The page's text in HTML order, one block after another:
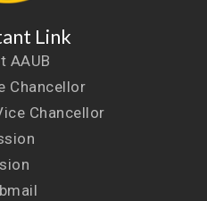
Link
AAUB
Chancellor
Chancellor